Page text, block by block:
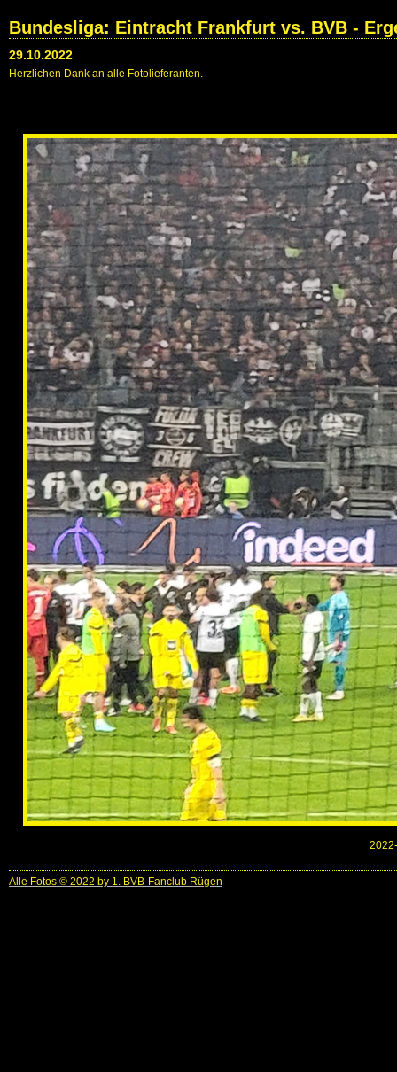
Bundesliga: Eintracht Frankfurt vs. BVB -
29.10.2022
Herzlichen Dank an alle Fotolieferanten.
Alle Fotos © 2022 by 1. BVB-Fanclub Rügen